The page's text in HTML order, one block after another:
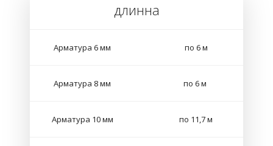
длинна
Арматура 6 мм по 6 м
Арматура 8 мм по 6 м
Арматура 10 мм по 11,7 м